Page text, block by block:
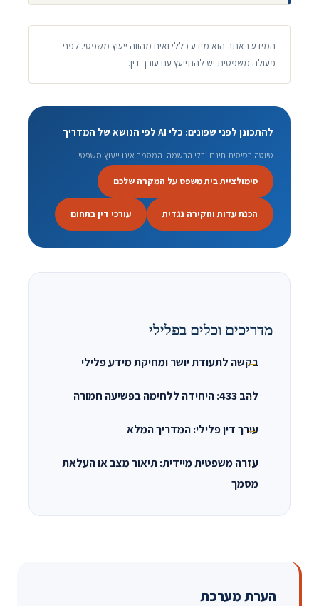
המידע באתר הוא מידע כללי ואינו מהווה ייעוץ משפטי. לפני
פעולה משפטית יש להתייעץ עם עורך דין.
להתכונן לפני שפונים: כלי AI לפי הנושא של המדריך
טיוטה בסיסית חינם ובלי הרשמה. המסמך אינו ייעוץ משפטי.
סימולציית בית משפט על המקרה שלכם
הכנת עדות וחקירה נגדית עורכי דין בתחום
מדריכים וכלים בפלילי
בקשה לתעודת יושר ומחיקת מידע פלילי
להב 433: היחידה ללחימה בפשיעה חמורה
עורך דין פלילי: המדריך המלא
עזרה משפטית מיידית: תיאור מצב או העלאת
מסמך
הערת מערכת